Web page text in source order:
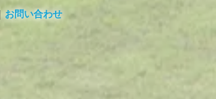
お問い合わせ